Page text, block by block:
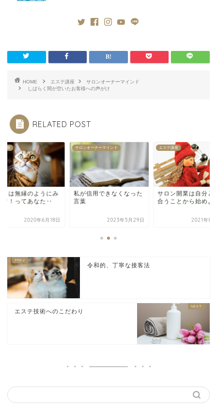
HOME エステ講座
サロンオーナーマインド
しばらく間が空いたお客様への声がけ
RELATED POST
講座
とは無縁のようにみ
す！ってあなた‥
2020年6月18日
サロンオーナーマインド
私が信用できなくなった
言葉
2023年5月29日
エステ講座
サロン開業は自分と
合うことから始めよ
2021年8
令和的、丁寧な接客法
エステ技術へのこだわり